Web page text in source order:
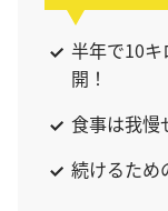
半年で10
開！
食事は我慢
続けるため